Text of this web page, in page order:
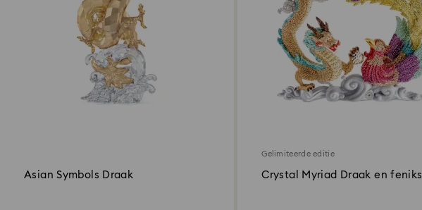
Asian Symbols Draak
Gelimiteerde editie
Crystal Myriad Draak en feniks